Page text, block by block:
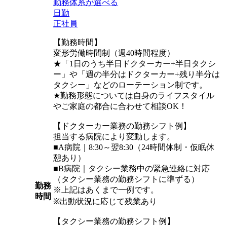
勤務
時間
勤務体系が選べる
日勤
正社員
【勤務時間】
変形労働時間制（週40時間程度）
★「1日のうち半日ドクターカー+半日タクシ
ー」や「週の半分はドクターカー+残り半分は
タクシー」などのローテーション制です。
★勤務形態については自身のライフスタイル
やご家庭の都合に合わせて相談OK！
【ドクターカー業務の勤務シフト例】
担当する病院により変動します。
■A病院｜8:30～翌8:30（24時間体制・仮眠休
憩あり）
■B病院｜タクシー業務中の緊急連絡に対応
（タクシー業務の勤務シフトに準ずる）
※上記はあくまで一例です。
※出動状況に応じて残業あり
【タクシー業務の勤務シフト例】